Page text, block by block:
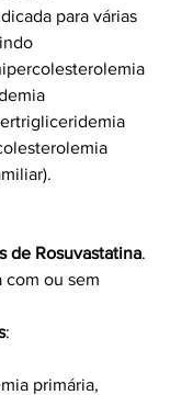
para várias
de Rosuvastatina.
com ou sem
:
primária,